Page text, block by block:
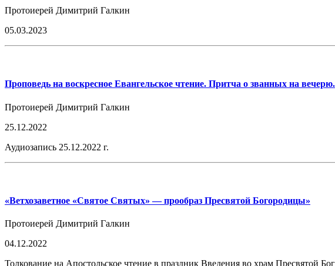
Протоиерей Димитрий Галкин
05.03.2023
Проповедь на воскресное Евангельское чтение. Притча о званных на вечерю.
Протоиерей Димитрий Галкин
25.12.2022
Аудиозапись 25.12.2022 г.
«Ветхозаветное «Святое Святых» — прообраз Пресвятой Богородицы»
Протоиерей Димитрий Галкин
04.12.2022
Толкование на Апостольское чтение в праздник Введения во храм Пресвятой